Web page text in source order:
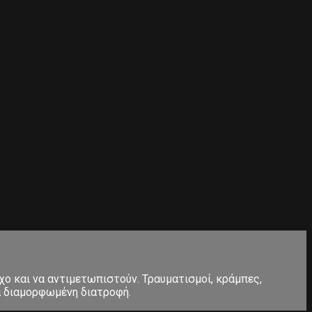
και να αντιμετωπιστούν. Τραυματισμοί, κράμπες,
διαμορφωμένη διατροφή.